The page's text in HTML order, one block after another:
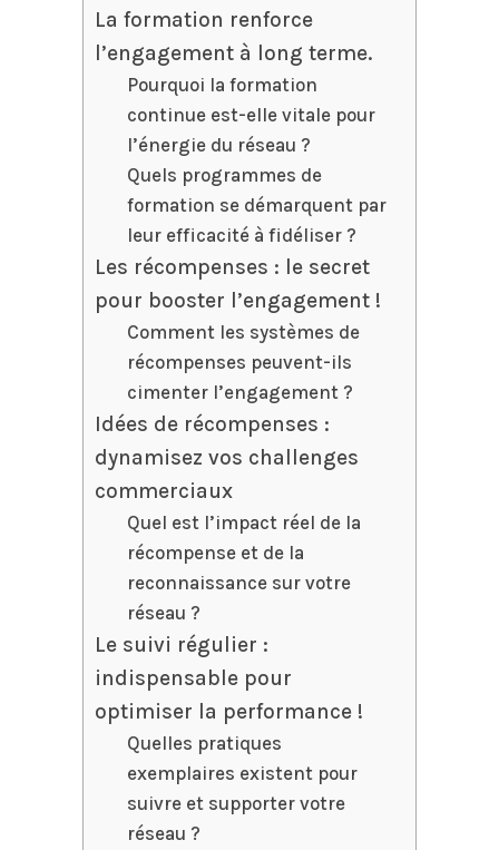
La formation renforce
l’engagement à long terme.
Pourquoi la formation
continue est-elle vitale pour
l’énergie du réseau ?
Quels programmes de
formation se démarquent par
leur efficacité à fidéliser ?
Les récompenses : le secret
pour booster l’engagement !
Comment les systèmes de
récompenses peuvent-ils
cimenter l’engagement ?
Idées de récompenses :
dynamisez vos challenges
commerciaux
Quel est l’impact réel de la
récompense et de la
reconnaissance sur votre
réseau ?
Le suivi régulier :
indispensable pour
optimiser la performance !
Quelles pratiques
exemplaires existent pour
suivre et supporter votre
réseau ?